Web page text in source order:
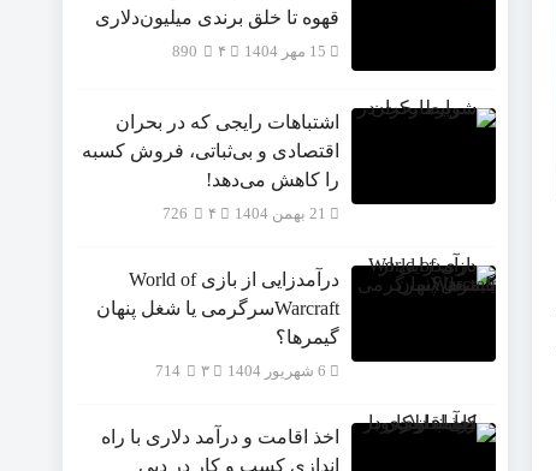
قهوه تا خلق برندی میلیون‌دلاری
15 مهر 1404 890
اشتباهات رایجی که در بحران
اقتصادی و بی‌ثباتی، فروش کسبه
را کاهش می‌دهد!
21 بهمن 1404 726
درآمدزایی از بازی World of
Warcraftسرگرمی یا شغل پنهان
گیمرها؟
6 شهریور 1404 714
اخذ اقامت و درآمد دلاری با راه
اندازی کسب و کار در دبی